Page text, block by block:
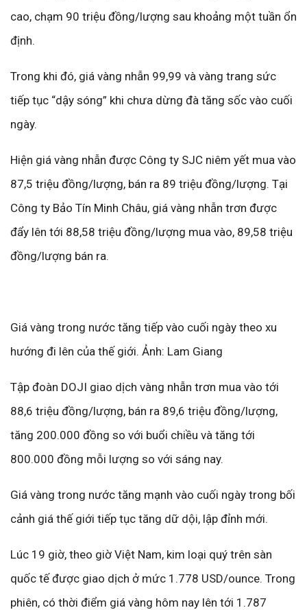
cao, chạm 90 triệu đồng/lượng sau khoảng một tuần ổn
định.
Trong khi đó, giá vàng nhẫn 99,99 và vàng trang sức
tiếp tục “dậy sóng” khi chưa dừng đà tăng sốc vào cuối
ngày.
Hiện giá vàng nhẫn được Công ty SJC niêm yết mua vào
87,5 triệu đồng/lượng, bán ra 89 triệu đồng/lượng. Tại
Công ty Bảo Tín Minh Châu, giá vàng nhẫn trơn được
đẩy lên tới 88,58 triệu đồng/lượng mua vào, 89,58 triệu
đồng/lượng bán ra.
Giá vàng trong nước tăng tiếp vào cuối ngày theo xu
hướng đi lên của thế giới. Ảnh: Lam Giang
Tập đoàn DOJI giao dịch vàng nhẫn trơn mua vào tới
88,6 triệu đồng/lượng, bán ra 89,6 triệu đồng/lượng,
tăng 200.000 đồng so với buổi chiều và tăng tới
800.000 đồng mỗi lượng so với sáng nay.
Giá vàng trong nước tăng mạnh vào cuối ngày trong bối
cảnh giá thế giới tiếp tục tăng dữ dội, lập đỉnh mới.
Lúc 19 giờ, theo giờ Việt Nam, kim loại quý trên sàn
quốc tế được giao dịch ở mức 1.778 USD/ounce. Trong
phiên, có thời điểm giá vàng hôm nay lên tới 1.787